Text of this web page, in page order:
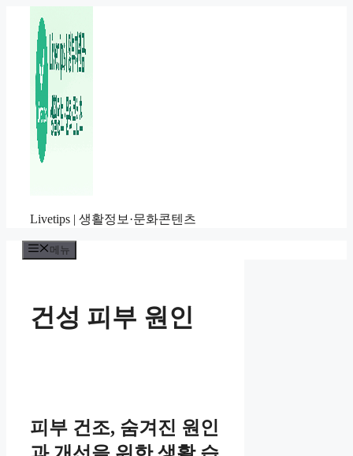
Livetips | 생활정보·문화콘텐츠
메뉴
건성 피부 원인
피부 건조, 숨겨진 원인